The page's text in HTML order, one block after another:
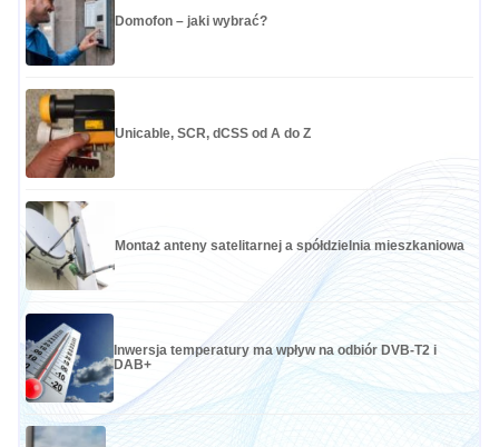
Domofon – jaki wybrać?
Unicable, SCR, dCSS od A do Z
Montaż anteny satelitarnej a spółdzielnia mieszkaniowa
Inwersja temperatury ma wpływ na odbiór DVB-T2 i
DAB+